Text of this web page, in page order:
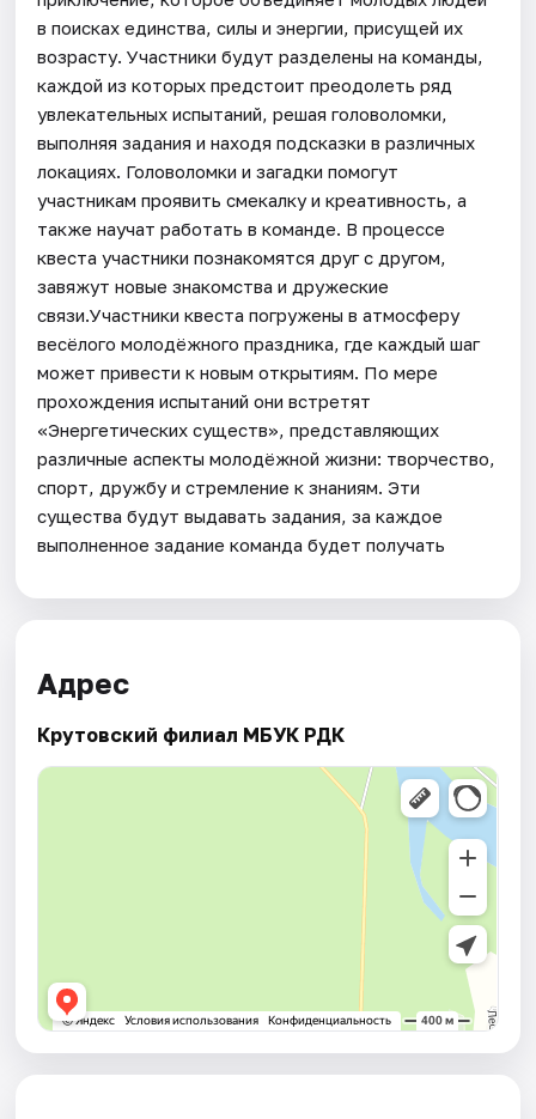
в поисках единства, силы и энергии, присущей их
возрасту. Участники будут разделены на команды,
каждой из которых предстоит преодолеть ряд
увлекательных испытаний, решая головоломки,
выполняя задания и находя подсказки в различных
локациях. Головоломки и загадки помогут
участникам проявить смекалку и креативность, а
также научат работать в команде. В процессе
квеста участники познакомятся друг с другом,
завяжут новые знакомства и дружеские
связи.Участники квеста погружены в атмосферу
весёлого молодёжного праздника, где каждый шаг
может привести к новым открытиям. По мере
прохождения испытаний они встретят
«Энергетических существ», представляющих
различные аспекты молодёжной жизни: творчество,
спорт, дружбу и стремление к знаниям. Эти
существа будут выдавать задания, за каждое
выполненное задание команда будет получать
Адрес
Крутовский филиал МБУК РДК